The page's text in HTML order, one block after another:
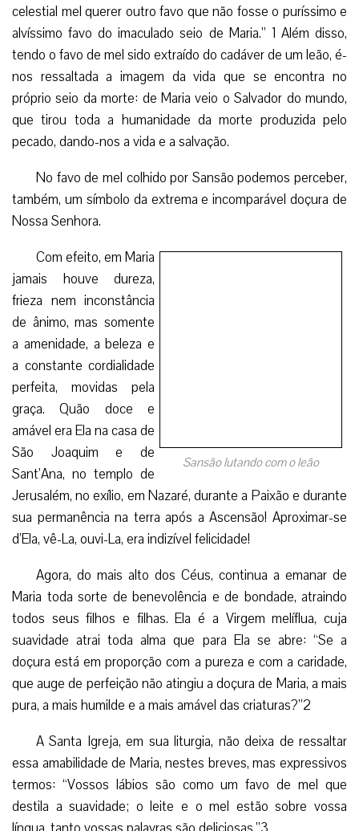
No favo de mel colhido por Sansão podemos perceber,
também, um símbolo da extrema e incomparável doçura de
Nossa Senhora.
Sansão lutando com o leão
Com efeito, em Maria jamais
houve dureza, frieza nem inconstância de ânimo, mas
somente a amenidade, a beleza e a constante cordialidade
perfeita, movidas pela graça. Quão doce e amável era Ela na
casa de São Joaquim e de Sant’Ana, no templo de
Jerusalém, no exílio, em Nazaré, durante a Paixão e durante
d’Ela, vê-La, ouvi-La, era indizível felicidade!
Agora, do mais alto dos Céus, continua a emanar de
Maria toda sorte de benevolência e de bondade, atraindo
todos seus filhos e filhas. Ela é a Virgem melíflua, cuja
suavidade atrai toda alma que para Ela se abre: “Se a
doçura está em proporção com a pureza e com a caridade,
que auge de perfeição não atingiu a doçura de Maria, a mais
pura, a mais humilde e a mais amável das criaturas?”2
A Santa Igreja, em sua liturgia, não deixa de ressaltar
essa amabilidade de Maria, nestes breves, mas expressivos
termos: “Vossos lábios são como um favo de mel que
destila a suavidade; o leite e o mel estão sobre vossa
língua, tanto vossas palavras são deliciosas.”3
Como verdadeiros filhos de Maria Santíssima, deixemo-
nos envolver por tão excelsa e inefável doçura e peçamos a
Ela que desperte nossa entusiasmada admiração, nossa
confiança sem limites n’Ela e, sobretudo, que procuremos
imitá-La em cada momento de nossa existência.
Por Irmã Maria Alice Pinheiro Lisboa Miranda, EP
1) Pequeno Ofício da Imaculada Conceição – em latim
e português com comentários, Edições Paulinas, São
Paulo, 1956, p. 114.
2) Pe. Ch. Rolland, La Reine du Paradis, L Ami du